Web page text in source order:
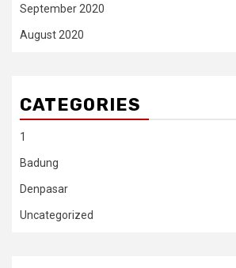
September 2020
August 2020
CATEGORIES
1
Badung
Denpasar
Uncategorized